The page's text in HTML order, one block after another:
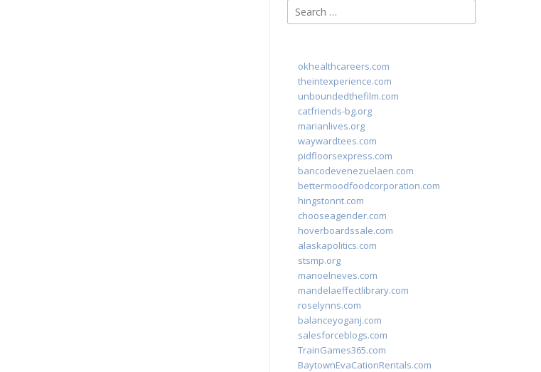
Search
for:
okhealthcareers.com
theintexperience.com
unboundedthefilm.com
catfriends-bg.org
marianlives.org
waywardtees.com
pidfloorsexpress.com
bancodevenezuelaen.com
bettermoodfoodcorporation.com
hingstonnt.com
chooseagender.com
hoverboardssale.com
alaskapolitics.com
stsmp.org
manoelneves.com
mandelaeffectlibrary.com
roselynns.com
balanceyoganj.com
salesforceblogs.com
TrainGames365.com
BaytownEvaCationRentals.com